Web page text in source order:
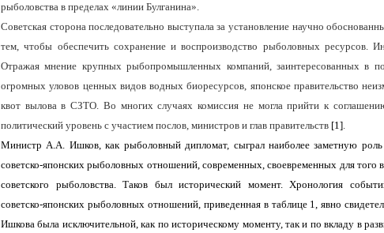
рыболовства в пределах «линии Булганина».
Советская сторона последовательно выступала за установление научно
тем, чтобы обеспечить сохранение и воспроизводство рыболовных ресурсов.
Отражая мнение крупных рыбопромышленных компаний, заинтересованных в
огромных уловов ценных видов водных биоресурсов, японское правительство
квот вылова в СЗТО. Во многих случаях комиссия не могла прийти к
политический уровень с участием послов, министров и глав правительств [1].
Министр А.А. Ишков, как рыболовный дипломат, сыграл наиболее заметную
советско-японских рыболовных отношений, современных, своевременных для того
советского рыболовства. Таков был исторический момент. Хронология
советско-японских рыболовных отношений, приведенная в таблице 1, явно
Ишкова была исключительной, как по историческому моменту, так и по вкладу в